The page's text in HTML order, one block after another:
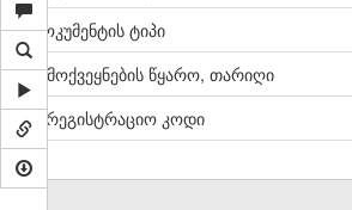
დოკუმენტის ტიპი
გამოქვეყნების წყარო, თარიღი
სარეგისტრაციო კოდი